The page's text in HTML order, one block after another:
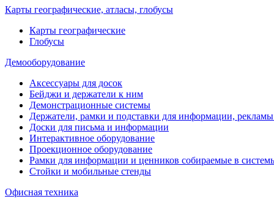
Карты географические, атласы, глобусы
Карты географические
Глобусы
Демооборудование
Аксессуары для досок
Бейджи и держатели к ним
Демонстрационные системы
Держатели, рамки и подставки для информации,
Доски для письма и информации
Интерактивное оборудование
Проекционное оборудование
Рамки для информации и ценников собираемые в
Стойки и мобильные стенды
Офисная техника